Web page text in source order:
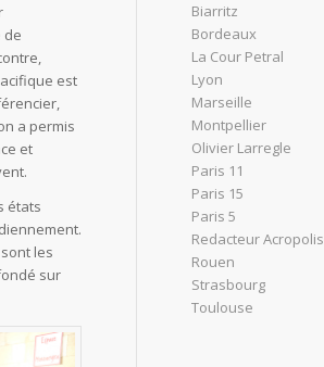
de
est
a permis
et
états
les
sur
Biarritz
Bordeaux
La Cour Petral
Lyon
Marseille
Montpellier
Olivier Larregle
Paris 11
Paris 15
Paris 5
Redacteur Acropolis
Rouen
Strasbourg
Toulouse